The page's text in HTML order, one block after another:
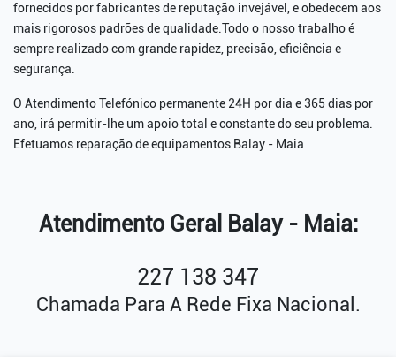
fornecidos por fabricantes de reputação invejável, e obedecem aos
mais rigorosos padrões de qualidade.Todo o nosso trabalho é
sempre realizado com grande rapidez, precisão, eficiência e
segurança.
O Atendimento Telefónico permanente 24H por dia e 365 dias por
ano, irá permitir-lhe um apoio total e constante do seu problema.
Efetuamos reparação de equipamentos Balay - Maia
Atendimento Geral Balay - Maia:
227 138 347
Chamada Para A Rede Fixa Nacional.